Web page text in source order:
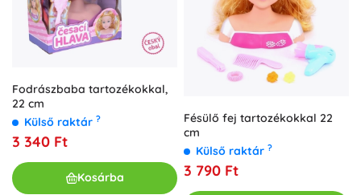
Fodrászbaba tartozékokkal,
22 cm
Külső raktár ?
3 340 Ft
Kosárba
Fésülő fej tartozékokkal 22
cm
Külső raktár ?
3 790 Ft